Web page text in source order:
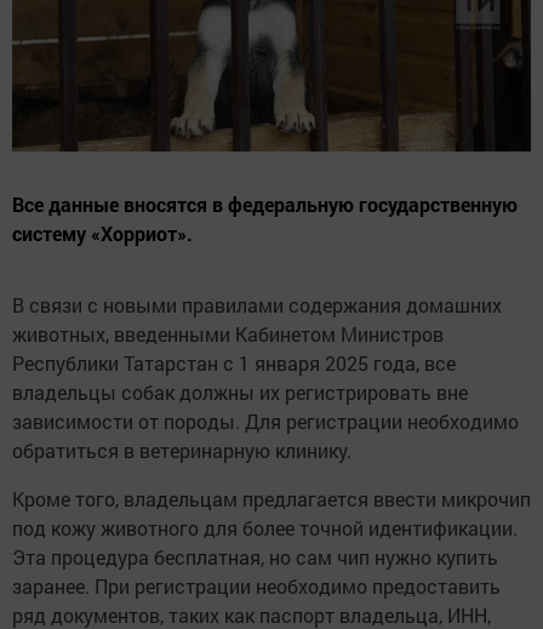
Все данные вносятся в федеральную государственную
систему «Хорриот».
В связи с новыми правилами содержания домашних
животных, введенными Кабинетом Министров
Республики Татарстан с 1 января 2025 года, все
владельцы собак должны их регистрировать вне
зависимости от породы. Для регистрации необходимо
обратиться в ветеринарную клинику.
Кроме того, владельцам предлагается ввести микрочип
под кожу животного для более точной идентификации.
Эта процедура бесплатная, но сам чип нужно купить
заранее. При регистрации необходимо предоставить
ряд документов, таких как паспорт владельца, ИНН,